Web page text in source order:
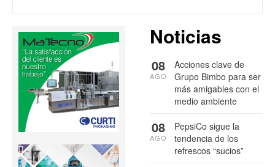
Noticias
Acciones clave de
Grupo Bimbo para ser
más amigables con el
medio ambiente
08
AGO
PepsiCo sigue la
tendencia de los
refrescos “sucios”
08
AGO